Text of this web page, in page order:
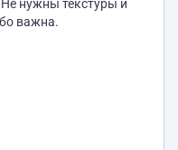
важна.